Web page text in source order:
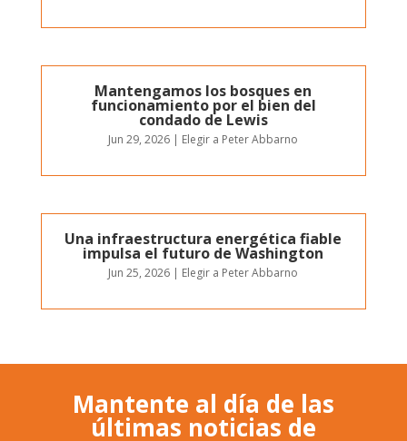
Mantengamos los bosques en
funcionamiento por el bien del
condado de Lewis
Jun 29, 2026 | Elegir a Peter Abbarno
Una infraestructura energética fiable
impulsa el futuro de Washington
Jun 25, 2026 | Elegir a Peter Abbarno
Mantente al día de las
últimas noticias de